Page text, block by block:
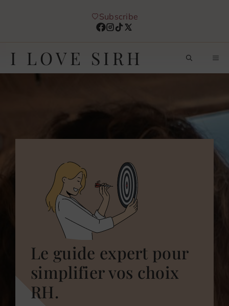
Subscribe
I LOVE SIRH
Le guide expert pour
simplifier vos choix
RH.